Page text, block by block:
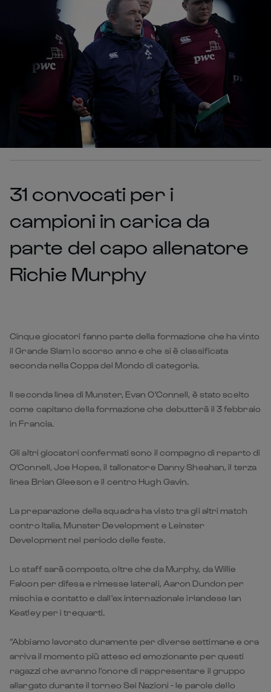
31 convocati per i
campioni in carica da
parte del capo allenatore
Richie Murphy
Cinque giocatori fanno parte della formazione che ha vinto
il Grande Slam lo scorso anno e che si è classificata
seconda nella Coppa del Mondo di categoria.
Il seconda linea di Munster, Evan O'Connell, è stato scelto
come capitano della formazione che debutterà il 3 febbraio
in Francia.
Gli altri giocatori confermati sono il compagno di reparto di
O'Connell, Joe Hopes, il tallonatore Danny Sheahan, il terza
linea Brian Gleeson e il centro Hugh Gavin.
La preparazione della squadra ha visto tra gli altri match
contro Italia, Munster Development e Leinster
Development nel periodo delle feste.
Lo staff sarà composto, oltre che da Murphy, da Willie
Faloon per difesa e rimesse laterali, Aaron Dundon per
mischia e contatto e dall'ex internazionale irlandese Ian
Keatley per i trequarti.
“Abbiamo lavorato duramente per diverse settimane e ora
arriva il momento più atteso ed emozionante per questi
ragazzi che avranno l'onore di rappresentare il gruppo
allargato durante il torneo Sei Nazioni - le parole dello